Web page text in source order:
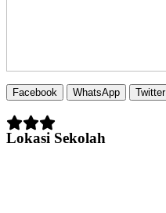
Facebook WhatsApp Twitter
Lokasi Sekolah